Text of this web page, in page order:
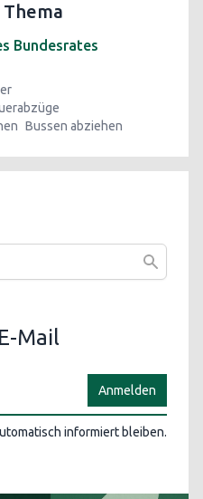
Bundesrates
Bussen abziehen
Mail
Anmelden
informiert bleiben.